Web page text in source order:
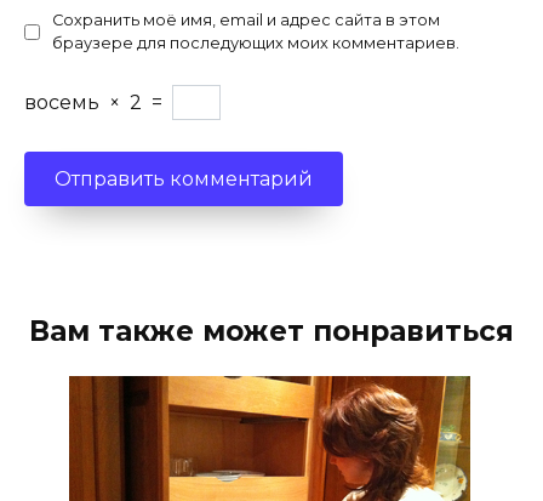
Сохранить моё имя, email и адрес сайта в этом
браузере для последующих моих комментариев.
восемь × 2 =
Вам также может понравиться